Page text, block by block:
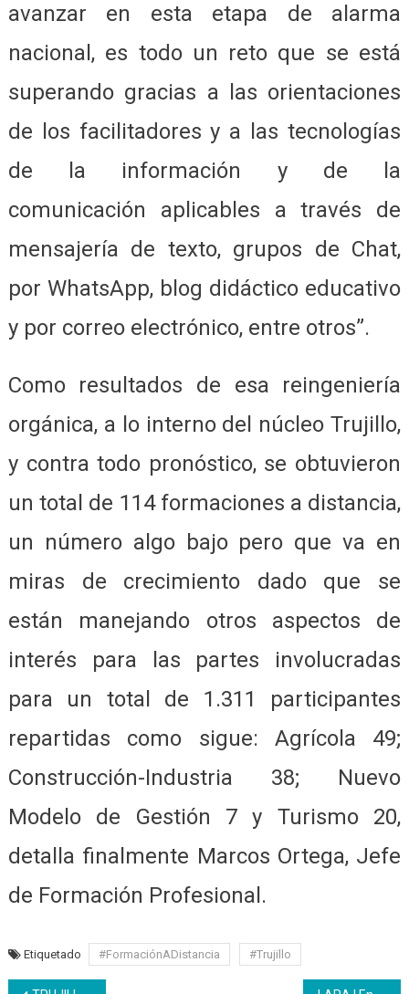
avanzar en esta etapa de alarma
nacional, es todo un reto que se está
superando gracias a las orientaciones
de los facilitadores y a las tecnologías
de la información y de la
comunicación aplicables a través de
mensajería de texto, grupos de Chat,
por WhatsApp, blog didáctico educativo
y por correo electrónico, entre otros”.
Como resultados de esa reingeniería
orgánica, a lo interno del núcleo Trujillo,
y contra todo pronóstico, se obtuvieron
un total de 114 formaciones a distancia,
un número algo bajo pero que va en
miras de crecimiento dado que se
están manejando otros aspectos de
interés para las partes involucradas
para un total de 1.311 participantes
repartidas como sigue: Agrícola 49;
Construcción-Industria 38; Nuevo
Modelo de Gestión 7 y Turismo 20,
detalla finalmente Marcos Ortega, Jefe
de Formación Profesional.
Etiquetado #FormaciónADistancia #Trujillo